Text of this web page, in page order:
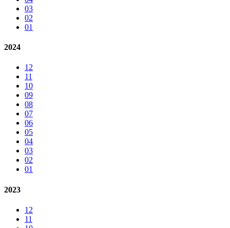
03
02
01
2024
12
11
10
09
08
07
06
05
04
03
02
01
2023
12
11